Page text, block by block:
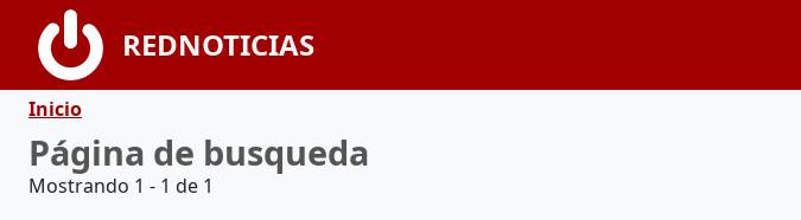
Pasar al contenido principal
REDNOTICIAS
Ruta de navegación
Inicio
Página de busqueda
Mostrando 1 - 1 de 1